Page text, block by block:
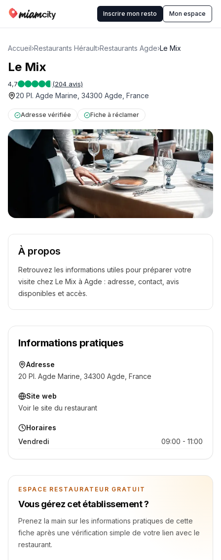
Inscrire mon resto Mon espace
Accueil›Restaurants Hérault›Restaurants Agde›Le Mix
Le Mix
4,7 (204 avis)
20 Pl. Agde Marine, 34300 Agde, France
Adresse vérifiée Fiche à réclamer
À propos
Retrouvez les informations utiles pour préparer votre
visite chez Le Mix à Agde : adresse, contact, avis
disponibles et accès.
Informations pratiques
Adresse
20 Pl. Agde Marine, 34300 Agde, France
Site web
Voir le site du restaurant
Horaires
Vendredi
09:00 - 11:00
ESPACE RESTAURATEUR GRATUIT
Vous gérez cet établissement ?
Prenez la main sur les informations pratiques de cette
fiche après une vérification simple de votre lien avec le
restaurant.